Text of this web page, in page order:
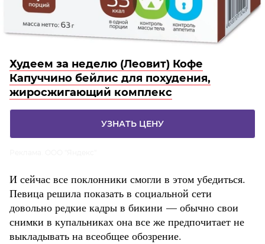
Худеем за неделю (Леовит) Кофе
Капуччино бейлис для похудения,
жиросжигающий комплекс
УЗНАТЬ ЦЕНУ
И сейчас все поклонники смогли в этом убедиться.
Певица решила показать в социальной сети
довольно редкие кадры в бикини — обычно свои
снимки в купальниках она все же предпочитает не
выкладывать на всеобщее обозрение.